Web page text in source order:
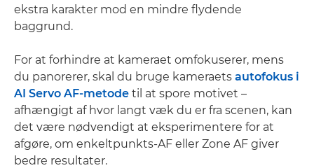
ekstra karakter mod en mindre flydende
baggrund.
For at forhindre at kameraet omfokuserer, mens
du panorerer, skal du bruge kameraets autofokus i
AI Servo AF-metode til at spore motivet –
afhængigt af hvor langt væk du er fra scenen, kan
det være nødvendigt at eksperimentere for at
afgøre, om enkeltpunkts-AF eller Zone AF giver
bedre resultater.